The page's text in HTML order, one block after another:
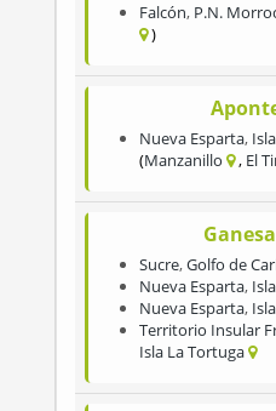
Falcón, P.N.
Nueva Esparta,
Manzanillo
El
Sucre,Golfo de
Nueva Esparta,
Nueva Esparta,
Territorio Insular
Isla La Tortuga